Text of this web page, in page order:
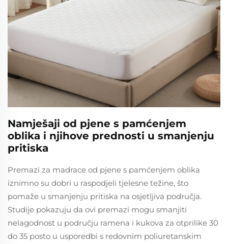
Namješaji od pjenе s pamćenjem
oblika i njihove prednosti u smanjenju
pritiska
Premazi za madrace od pjene s pamćenjem oblika
iznimno su dobri u raspodjeli tjelesne težine, što
pomaže u smanjenju pritiska na osjetljiva područja.
Studije pokazuju da ovi premazi mogu smanjiti
nelagodnost u području ramena i kukova za otprilike 30
do 35 posto u usporedbi s redovnim poliuretanskim